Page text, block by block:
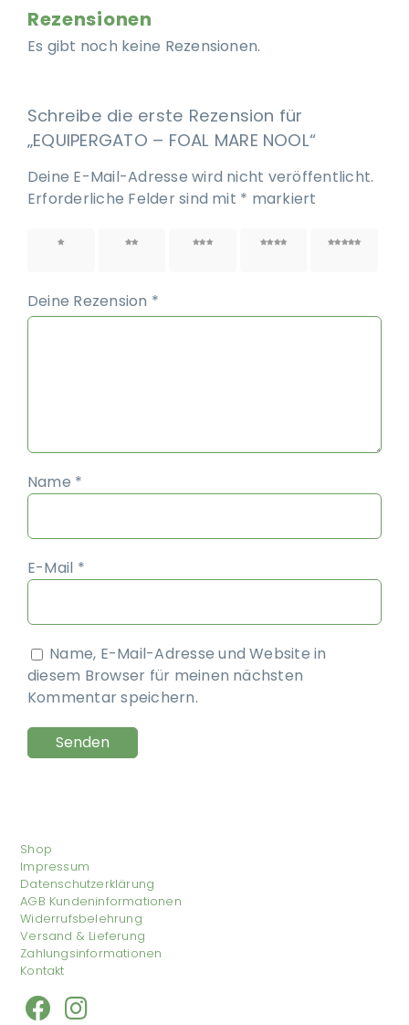
Rezensionen
Es gibt noch keine Rezensionen.
Schreibe die erste Rezension für
„EQUIPERGATO – FOAL MARE NOOL“
Deine E-Mail-Adresse wird nicht veröffentlicht.
Erforderliche Felder sind mit * markiert
1 von 2 von 3 von 4 von 5 von
Deine Rezension *
Name *
E-Mail *
Name, E-Mail-Adresse und Website in
diesem Browser für meinen nächsten
Kommentar speichern.
Shop
Impressum
Datenschutzerklärung
AGB Kundeninformationen
Widerrufsbelehrung
Versand & Lieferung
Zahlungsinformationen
Kontakt